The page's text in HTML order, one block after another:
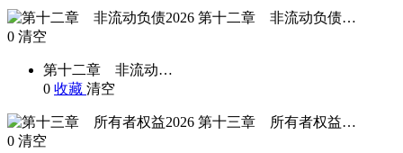
第十二章 非流动负债…
0 清空
第十二章 非流动…
0 收藏 清空
第十三章 所有者权益…
0 清空